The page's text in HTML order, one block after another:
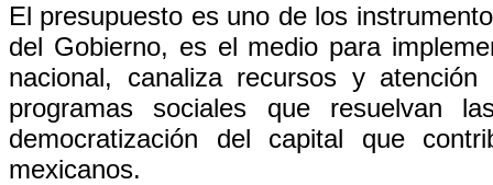
El presupuesto es uno de los
del Gobierno, es el medio para
nacional, canaliza recursos y
programas sociales que resuelvan
democratización del capital que
mexicanos.